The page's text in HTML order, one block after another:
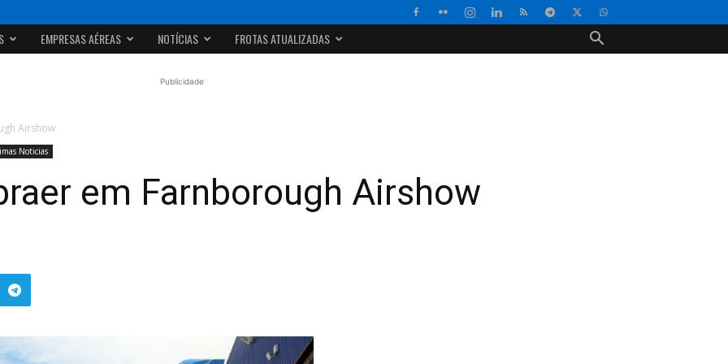
EMPRESAS AÉREAS NOTÍCIAS FROTAS ATUALIZADAS
Publicidade
Airshow
Noticias
em Farnborough Airshow